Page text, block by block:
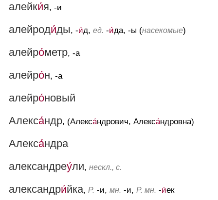
алейки́я, -и
алейроди́ды, -и́д, ед. -и́да, -ы (насекомые)
алейро́метр, -а
алейро́н, -а
алейро́новый
Алекса́ндр, (Алекса́ндрович, Алекса́ндровна)
Алекса́ндра
александреу́ли, нескл., с.
александри́йка, Р. -и, мн. -и, Р. мн. -и́ек